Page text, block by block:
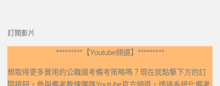
訂閱影片
*********【Youtube頻道】*********
想取得更多實用的公職國考備考策略嗎？現在就點擊下方的訂
閱按鈕，參與備考教練團隊Youtube官方頻道，透過系統化備考